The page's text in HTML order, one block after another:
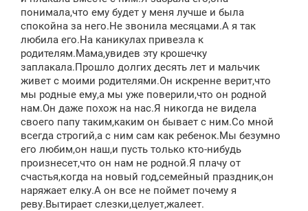
понимала,что ему будет у меня лучше и была
спокойна за него.Не звонила месяцами.А я так
любила его.На каникулах привезла к
родителям.Мама,увидев эту крошечку
заплакала.Прошло долгих десять лет и мальчик
живет с моими родителями.Он искренне верит,что
мы родные ему,а мы уже поверили,что он родной
нам.Он даже похож на нас.Я никогда не видела
своего папу таким,каким он бывает с ним.Со мной
всегда строгий,а с ним сам как ребенок.Мы безумно
его любим,он наш,и пусть только кто-нибудь
произнесет,что он нам не родной.Я плачу от
счастья,когда на новый год,семейный праздник,он
наряжает елку.А он все не поймет почему я
реву.Вытирает слезки,целует,жалеет.